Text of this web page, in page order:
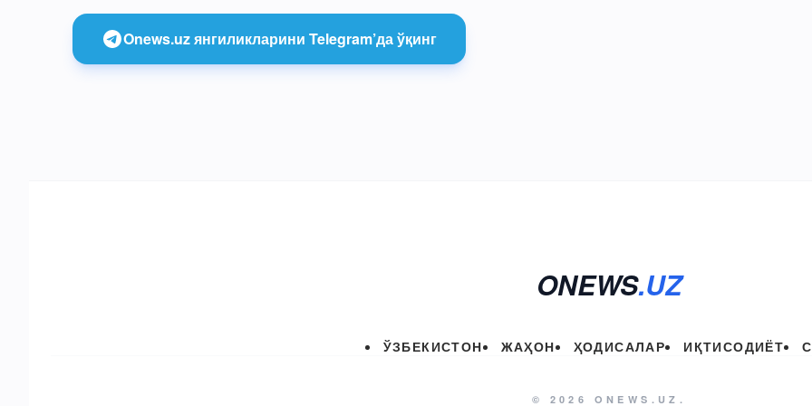
Onews.uz янгиликларини Telegram’да ўқинг
ONEWS.UZ
ЎЗБЕКИСТОН ЖАҲОН ҲОДИСАЛАР ИҚТИСОДИЁТ
© 2026 ONEWS.UZ.